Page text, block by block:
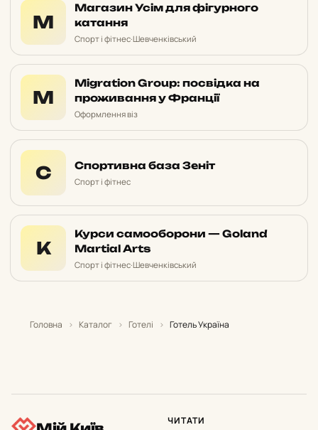
М
Магазин Усім для фігурного
катання
Спорт і фітнес·Шевченківський
M
Migration Group: посвідка на
проживання у Франції
Оформлення віз
С Спортивна база Зеніт
Спорт і фітнес
К
Курси самооборони — Goland
Martial Arts
Спорт і фітнес·Шевченківський
Головна › Каталог › Готелі › Готель Україна
ЧИТАТИ